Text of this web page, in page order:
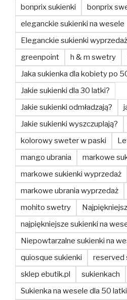
bonprix sukienki
bonprix
eleganckie sukienki na wesele
Eleganckie sukienki wyprzedaż
greenpoint
h & m swetry
Jaka sukienka dla kobiety po
Jakie sukienki dla 30 latki?
Jakie sukienki odmładzają?
Jakie sukienki wyszczuplają?
kolorowy sweter w paski
mango ubrania
markowe
markowe sukienki wyprzedaż
markowe ubrania wyprzedaż
mohito swetry
najpiękniejsze sukienki na
Niepowtarzalne sukienki na
quiosque sukienki
reserved
sklep ebutik.pl
sukienkach
Sukienka na wesele dla 50 latki